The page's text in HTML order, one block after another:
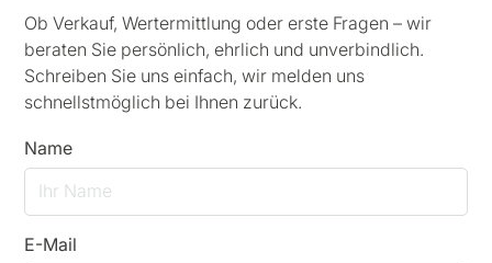
Ob Verkauf, Wertermittlung oder erste Fragen – wir
beraten Sie persönlich, ehrlich und unverbindlich.
Schreiben Sie uns einfach, wir melden uns
schnellstmöglich bei Ihnen zurück.
Name
E-Mail